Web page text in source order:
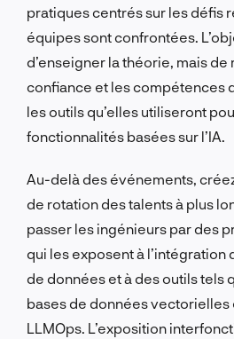
pratiques centrés sur les défis
équipes sont confrontées.
d’enseigner la théorie, mais de
confiance et les compétences
les outils qu’elles utiliseront
fonctionnalités basées sur l’IA.
Au-delà des événements,
de rotation des talents à plus
passer les ingénieurs par des
qui les exposent à l’intégration
de données et à des outils tels
bases de données
LLMOps. L’exposition